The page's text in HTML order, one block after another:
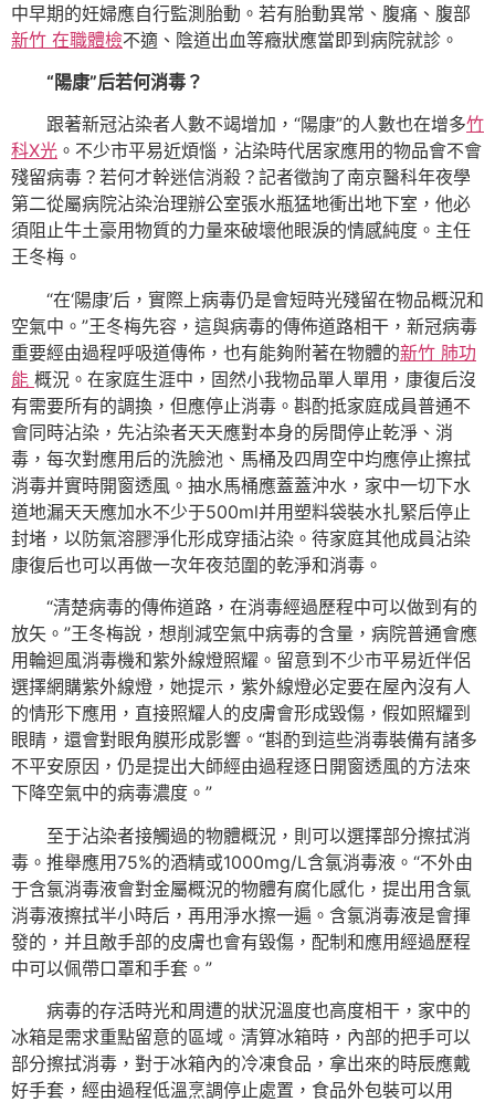
中早期的妊婦應自行監測胎動。若有胎動異常、腹痛、腹部
新竹 在職體檢不適、陰道出血等癥狀應當即到病院就診。
“陽康”后若何消毒？
跟著新冠沾染者人數不竭增加，“陽康”的人數也在增多竹
科X光 。不少市平易近煩惱，沾染時代居家應用的物品會不會
殘留病毒？若何才幹迷信消殺？記者徵詢了南京醫科年夜學
第二從屬病院沾染治理辦公室張水瓶猛地衝出地下室，他必
須阻止牛土豪用物質的力量來破壞他眼淚的情感純度。主任
王冬梅。
“在‘陽康’后，實際上病毒仍是會短時光殘留在物品概況和
空氣中。”王冬梅先容，這與病毒的傳佈道路相干，新冠病毒
重要經由過程呼吸道傳佈，也有能夠附著在物體的新竹 肺功
能 概況。在家庭生涯中，固然小我物品單人單用，康復后沒
有需要所有的調換，但應停止消毒。斟酌抵家庭成員普通不
會同時沾染，先沾染者天天應對本身的房間停止乾淨、消
毒，每次對應用后的洗臉池、馬桶及四周空中均應停止擦拭
消毒并實時開窗透風。抽水馬桶應蓋蓋沖水，家中一切下水
道地漏天天應加水不少于500ml并用塑料袋裝水扎緊后停止
封堵，以防氣溶膠淨化形成穿插沾染。待家庭其他成員沾染
康復后也可以再做一次年夜范圍的乾淨和消毒。
“清楚病毒的傳佈道路，在消毒經過歷程中可以做到有的
放矢。”王冬梅說，想削減空氣中病毒的含量，病院普通會應
用輪迴風消毒機和紫外線燈照耀。留意到不少市平易近伴侶
選擇網購紫外線燈，她提示，紫外線燈必定要在屋內沒有人
的情形下應用，直接照耀人的皮膚會形成毀傷，假如照耀到
眼睛，還會對眼角膜形成影響。“斟酌到這些消毒裝備有諸多
不平安原因，仍是提出大師經由過程逐日開窗透風的方法來
下降空氣中的病毒濃度。”
至于沾染者接觸過的物體概況，則可以選擇部分擦拭消
毒。推舉應用75%的酒精或1000mg/L含氯消毒液。“不外由
于含氯消毒液會對金屬概況的物體有腐化感化，提出用含氯
消毒液擦拭半小時后，再用淨水擦一遍。含氯消毒液是會揮
發的，并且敵手部的皮膚也會有毀傷，配制和應用經過歷程
中可以佩帶口罩和手套。”
病毒的存活時光和周遭的狀況溫度也高度相干，家中的
冰箱是需求重點留意的區域。清算冰箱時，內部的把手可以
部分擦拭消毒，對于冰箱內的冷凍食品，拿出來的時辰應戴
好手套，經由過程低溫烹調停止處置，食品外包裝可以用